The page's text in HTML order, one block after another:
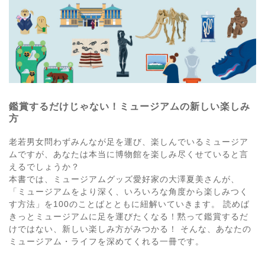
鑑賞するだけじゃない！ミュージアムの新しい楽しみ
方
老若男女問わずみんなが足を運び、楽しんでいるミュージア
ムですが、あなたは本当に博物館を楽しみ尽くせていると言
えるでしょうか？
本書では、ミュージアムグッズ愛好家の大澤夏美さんが、
「ミュージアムをより深く、いろいろな角度から楽しみつく
す方法」を100のことばとともに紐解いていきます。 読めば
きっとミュージアムに足を運びたくなる！黙って鑑賞するだ
けではない、新しい楽しみ方がみつかる！ そんな、あなたの
ミュージアム・ライフを深めてくれる一冊です。